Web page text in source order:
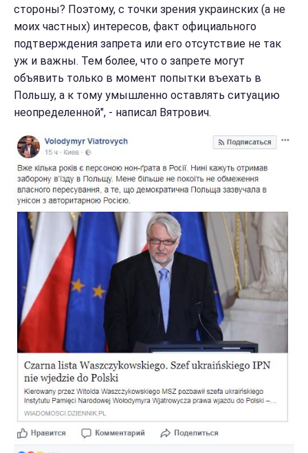
стороны? Поэтому, с точки зрения украинских (а не
моих частных) интересов, факт официального
подтверждения запрета или его отсутствие не так
уж и важны. Тем более, что о запрете могут
объявить только в момент попытки въехать в
Польшу, а к тому умышленно оставлять ситуацию
неопределенной", - написал Вятрович.